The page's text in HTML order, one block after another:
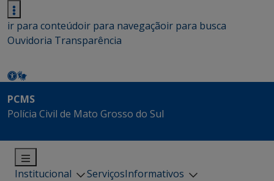
ir para conteúdoir para navegaçãoir para busca
Ouvidoria Transparência
PCMS
Polícia Civil de Mato Grosso do Sul
Institucional ServiçosInformativos